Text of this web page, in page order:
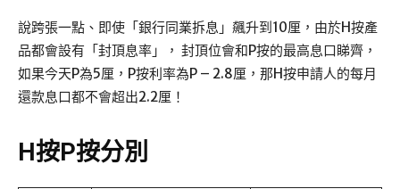
說跨張一點、即使「銀行同業拆息」飆升到10厘，由於H按產
品都會設有「封頂息率」， 封頂位會和P按的最高息口睇齊，
如果今天P為5厘，P按利率為P – 2.8厘，那H按申請人的每月
還款息口都不會超出2.2厘！
H按P按分別